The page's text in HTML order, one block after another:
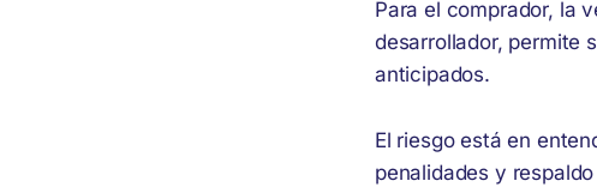
Para el comprador, la
desarrollador, permite
anticipados.
El riesgo está en
penalidades y